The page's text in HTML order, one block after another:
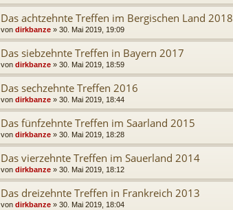
Das achtzehnte Treffen im Bergischen Land 2018
von dirkbanze » 30. Mai 2019, 19:09
Das siebzehnte Treffen in Bayern 2017
von dirkbanze » 30. Mai 2019, 18:59
Das sechzehnte Treffen 2016
von dirkbanze » 30. Mai 2019, 18:44
Das fünfzehnte Treffen im Saarland 2015
von dirkbanze » 30. Mai 2019, 18:28
Das vierzehnte Treffen im Sauerland 2014
von dirkbanze » 30. Mai 2019, 18:12
Das dreizehnte Treffen in Frankreich 2013
von dirkbanze » 30. Mai 2019, 18:04